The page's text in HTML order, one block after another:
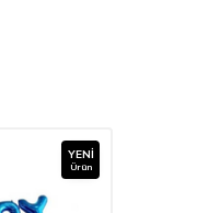
YENI
Ürün